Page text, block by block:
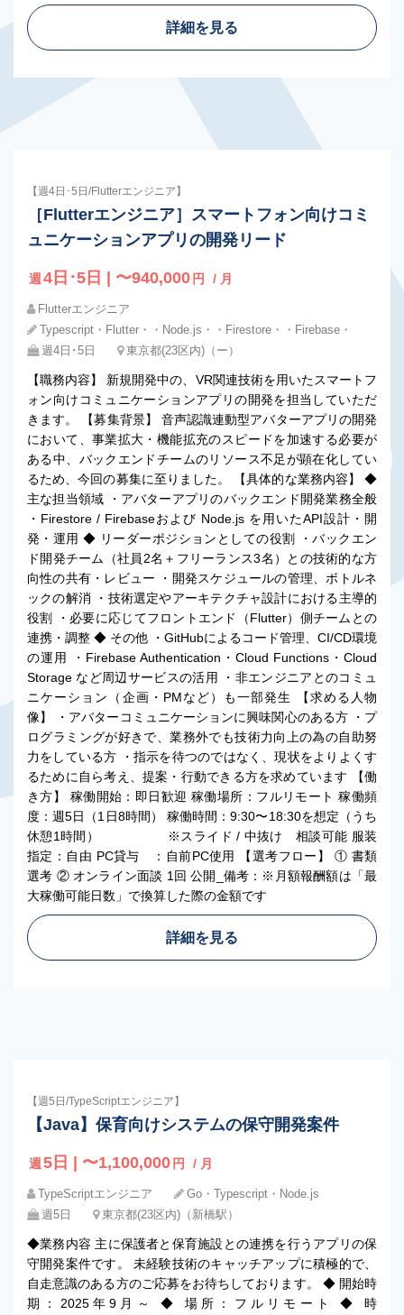
詳細を見る
【週4日･5日/Flutterエンジニア】
［Flutterエンジニア］スマートフォン向けコミ
ュニケーションアプリの開発リード
週 4日･5日 | 〜940,000 円 / 月
Flutterエンジニア
Typescript・Flutter・・Node.js・・Firestore・・Firebase・
週4日･5日
東京都(23区内)（ー）
【職務内容】 新規開発中の、VR関連技術を用いたスマートフ
ォン向けコミュニケーションアプリの開発を担当していただ
きます。 【募集背景】 音声認識連動型アバターアプリの開発
において、事業拡大・機能拡充のスピードを加速する必要が
ある中、バックエンドチームのリソース不足が顕在化してい
るため、今回の募集に至りました。 【具体的な業務内容】 ◆
主な担当領域 ・アバターアプリのバックエンド開発業務全般
・Firestore / Firebaseおよび Node.js を用いたAPI設計・開
発・運用 ◆ リーダーポジションとしての役割 ・バックエン
ド開発チーム（社員2名＋フリーランス3名）との技術的な方
向性の共有・レビュー ・開発スケジュールの管理、ボトルネ
ックの解消 ・技術選定やアーキテクチャ設計における主導的
役割 ・必要に応じてフロントエンド（Flutter）側チームとの
連携・調整 ◆ その他 ・GitHubによるコード管理、CI/CD環境
の運用 ・Firebase Authentication・Cloud Functions・Cloud
Storage など周辺サービスの活用 ・非エンジニアとのコミュ
ニケーション（企画・PMなど）も一部発生 【求める人物
像】 ・アバターコミュニケーションに興味関心のある方 ・プ
ログラミングが好きで、業務外でも技術力向上の為の自助努
力をしている方 ・指示を待つのではなく、現状をよりよくす
るために自ら考え、提案・行動できる方を求めています 【働
き方】 稼働開始：即日歓迎 稼働場所：フルリモート 稼働頻
度：週5日（1日8時間） 稼働時間：9:30〜18:30を想定（うち
休憩1時間） ※スライド / 中抜け 相談可能 服装
指定：自由 PC貸与 ：自前PC使用 【選考フロー】 ① 書類
選考 ② オンライン面談 1回 公開_備考：※月額報酬額は「最
大稼働可能日数」で換算した際の金額です
詳細を見る
【週5日/TypeScriptエンジニア】
【Java】保育向けシステムの保守開発案件
週 5日 | 〜1,100,000 円 / 月
TypeScriptエンジニア
Go・Typescript・Node.js
週5日
東京都(23区内)（新橋駅）
◆業務内容 主に保護者と保育施設との連携を行うアプリの保
守開発案件です。 未経験技術のキャッチアップに積極的で、
自走意識のある方のご応募をお待ちしております。 ◆ 開始時
期：2025年9月～ ◆ 場所：フルリモート ◆ 時